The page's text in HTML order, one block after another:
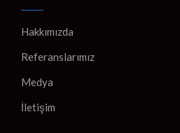
Hakkımızda
Referanslarımız
Medya
İletişim